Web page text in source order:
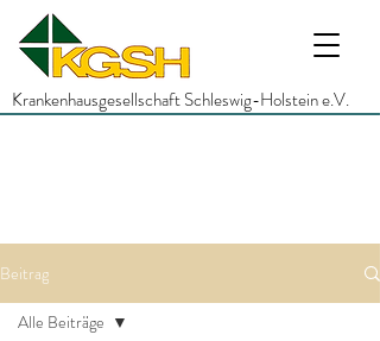
Krankenhausgesellschaft Schleswig-Holstein e.V.
Beitrag
Alle Beiträge